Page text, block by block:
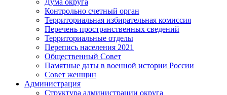
Дума округа
Контрольно счетный орган
Территориальная избирательная комиссия
Перечень пространственных сведений
Территориальные отделы
Перепись населения 2021
Общественный Совет
Памятные даты в военной истории России
Совет женщин
Администрация
Структура администрации округа